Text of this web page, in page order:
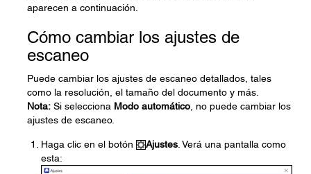
aparecen a continuación.
Cómo cambiar los ajustes de
escaneo
Puede cambiar los ajustes de escaneo detallados, tales
como la resolución, el tamaño del documento y más.
Nota: Si selecciona Modo automático , no puede cambiar los
ajustes de escaneo.
Haga clic en el botón Ajustes . Verá una pantalla como
esta: